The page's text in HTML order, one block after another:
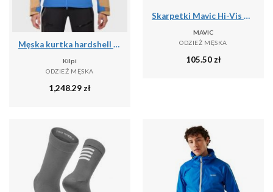
Męska kurtka hardshell Kilpi TRINITY-M
Kilpi
ODZIEŻ MĘSKA
1,248.29 zł
Skarpetki Mavic Hi-Vis High
MAVIC
ODZIEŻ MĘSKA
105.50 zł